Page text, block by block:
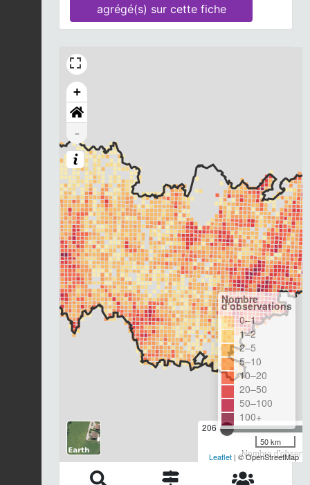
agrégé(s) sur cette fiche
+
-
206
Nombre
Nombre
d'observations
0–1
1–2
2–5
5–10
10–20
20–50
50–100
100+
50 km
Leaflet | © OpenStreetMap